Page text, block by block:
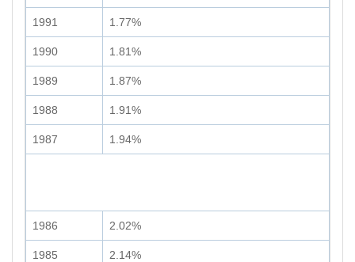
1991 1.77%
1990 1.81%
1989 1.87%
1988 1.91%
1987 1.94%
1986 2.02%
1985 2.14%